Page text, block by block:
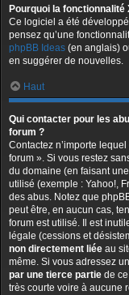
Pourquoi la fonctionnalité
Ce logiciel a été
pensez qu’une
phpBB Ideas (en anglais)
en suggérer de nouvelles.
Haut
Qui contacter pour les
forum ?
Contactez n’importe
forum ». Si vous restez
du domaine (en faisant une
utilisé (exemple : Yahoo!,
des abus. Notez que
peut être, en aucun cas,
forum est utilisé. Il est
légale (cessions et
non directement liée au
même. Si vous adressez
par une tierce partie de
très courte voire à aucune